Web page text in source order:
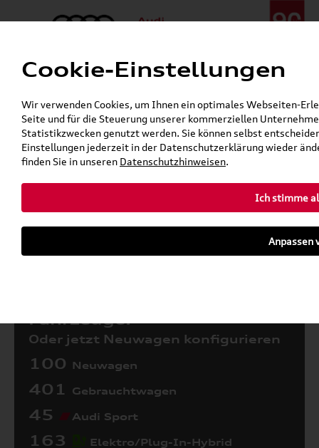
Menü
24h-Pannenhilfe:+49 (0)171 / 870 72 87
Öffnet in 4 Stunden, 7 Minuten
Verkauf:Mo. - Fr. 08:00 - 19:00 Uhr Sa. 09:00 - 13:00 Uhr
Service:Mo. - Fr. 06:00 - 20:00 Uhr Sa. 08:00 - 13:00 Uhr
Zurück zur Startseite
Fahrzeuge:
Oder jetzt Neuwagen konfigurieren
100 Neuwagen
401 Gebrauchtwagen
45 Audi Sport
163 Elektro/Plug-In-Hybrid
Cookie-Einstellungen
Wir verwenden Cookies, um Ihnen ein optimales Webseiten-
Seite und für die Steuerung unserer kommerziellen
Statistikzwecken genutzt werden. Sie können selbst
Einstellungen jederzeit in der Datenschutzerklärung wieder
finden Sie in unseren Datenschutzhinweisen.
Ich stimme
Anpassen